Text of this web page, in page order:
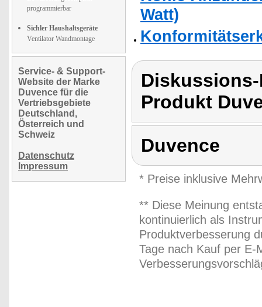
programmierbar
Sichler Haushaltsgeräte
Ventilator Wandmontage
Service- & Support-
Website der Marke
Duvence für die
Vertriebsgebiete
Deutschland,
Österreich und
Schweiz
Datenschutz
Impressum
Watt)
Produkt
Duvence
* Preise inklusive
** Diese Meinung
kontinuierlich als
Produktverbesserung
Tage nach Kauf per E-